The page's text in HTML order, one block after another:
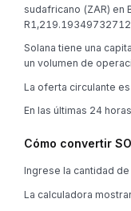
sudafricano (ZAR) en
Solana tiene una
un volumen de
La oferta circulante
En las últimas 24
Cómo convertir
Ingrese la cantidad
La calculadora